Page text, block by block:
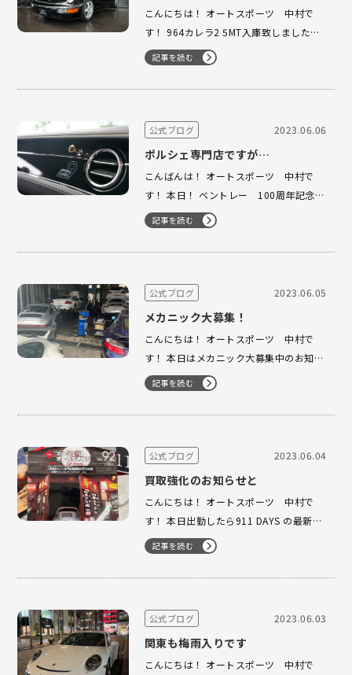
こんにちは！ オートスポーツ 中村で
す！ 964カレラ2 5MT入庫致しました！
久々の入庫嬉しいですね〜。 空冷ポルシ
ェを長年販売して参りました当店 でも入
庫はかなり減って来まして一台一台が 希
しくなって来まし…
記事を読む
公式ブログ 2023.06.06
ポルシェ専門店ですが…
こんばんは！ オートスポーツ 中村で
す！ 本日！ ベントレー 100周年記念モ
デル コンチネンタルGT ナンバー9エディ
ション 入庫致しました！ Mullinerがハン
ドメイドで世界限定100台を生産致しま
記事を読む
公式ブログ 2023.06.05
メカニック大募集！
こんにちは！ オートスポーツ 中村で
す！ 本日はメカニック大募集中のお知ら
せに なります！ ポルシェ整備歴30年以
上のベテランメカニックが在籍している
オートスポーツで働きませんか？ 現在在
上在籍しております！ 基本的に残業禁止
記事を読む
公式ブログ 2023.06.04
買取強化のお知らせと
こんにちは！ オートスポーツ 中村で
す！ 本日出勤したら911 DAYS の最新刊
が 届いておりました！ 2桁ナンバーの
356とレトロな雰囲気の ガレージがマッ
チしていて目を引かれてしまいました！
記事を読む
公式ブログ 2023.06.03
関東も梅雨入りです
こんにちは！ オートスポーツ 中村で